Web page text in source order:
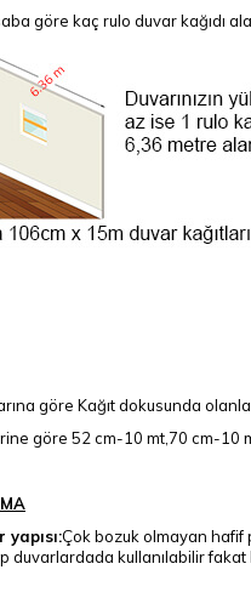
göre kaç rulo duvar kağıdı
göre Kağıt dokusunda
göre 52 cm-10 mt,70 cm-10
Çok bozuk olmayan hafif
duvarlardada kullanılabilir